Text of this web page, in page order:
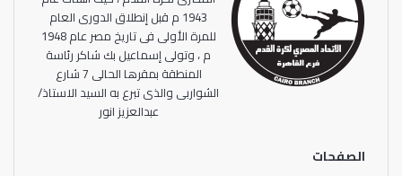
1943 م قبل إنطلاق الدورى العام
للمرة الأولى فى تاريخ مصر عام 1948
م ، وتولى إسماعيل بك شاكر رئاسة
المنطقة بمقرها الحالى 7 شارع
الشواربى والذى تبرع به السيد الاستاذ/
عبدالعزيز انور
الصفحات